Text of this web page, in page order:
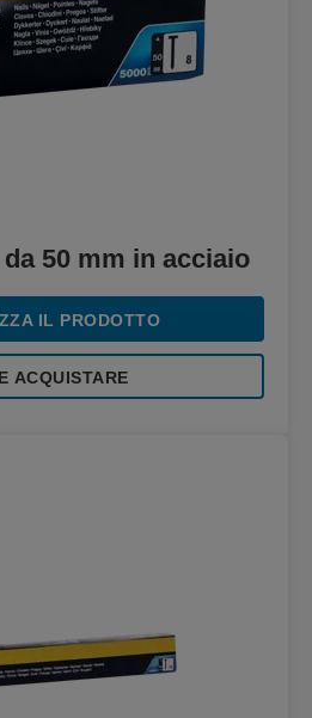
50 mm in acciaio
IL PRODOTTO
ACQUISTARE